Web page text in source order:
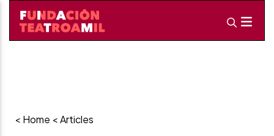
< Home < Articles